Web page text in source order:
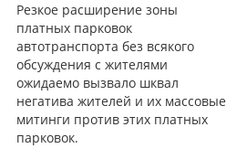
Резкое расширение зоны
платных парковок
автотранспорта без всякого
обсуждения с жителями
ожидаемо вызвало шквал
негатива жителей и их массовые
митинги против этих платных
парковок.